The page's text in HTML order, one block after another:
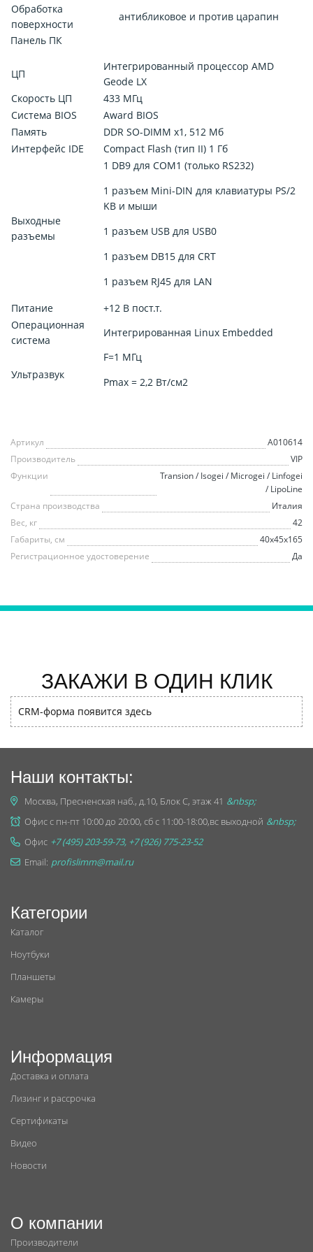
Обработка
поверхности
антибликовое и против царапин
Панель ПК
ЦП
Интегрированный процессор AMD
Geode LX
Скорость ЦП
433 МГц
Система BIOS
Award BIOS
Память
DDR SO-DIMM x1, 512 Mб
Интерфейс IDE
Compact Flash (тип II) 1 Гб
Выходные
разъемы
1 DB9 для COM1 (только RS232)
1 разъем Mini-DIN для клавиатуры PS/2
KB и мыши
1 разъем USB для USB0
1 разъем DB15 для CRT
1 разъем RJ45 для LAN
Питание
+12 В пост.т.
Операционная
система
Интегрированная Linux Embedded
Ультразвук
F=1 MГц
Pmax = 2,2 Вт/см2
Артикул
A010614
Производитель
VIP
Функции
Transion / Isogei / Microgei / Linfogei
/ LipoLine
Страна производства
Италия
Вес, кг
42
Габариты, см
40х45х165
Регистрационное удостоверение
Да
ЗАКАЖИ В ОДИН КЛИК
CRM-форма появится здесь
Наши контакты:
Москва, Пресненская наб., д.10, Блок С, этаж 41 &nbsp;
Офис с пн-пт 10:00 до 20:00, сб с 11:00-18:00,вс выходной &nbsp;
Офис +7 (495) 203-59-73, +7 (926) 775-23-52
Email: profislimm@mail.ru
Категории
Каталог
Ноутбуки
Планшеты
Камеры
Информация
Доставка и оплата
Лизинг и рассрочка
Сертификаты
Видео
Новости
О компании
Производители